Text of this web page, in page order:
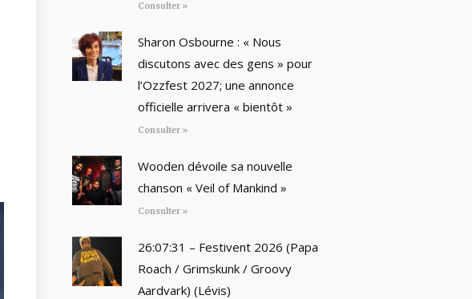
Consulter »
Sharon Osbourne : « Nous
discutons avec des gens » pour
l’Ozzfest 2027; une annonce
officielle arrivera « bientôt »
Consulter »
Wooden dévoile sa nouvelle
chanson « Veil of Mankind »
Consulter »
26:07:31 – Festivent 2026 (Papa
Roach / Grimskunk / Groovy
Aardvark) (Lévis)